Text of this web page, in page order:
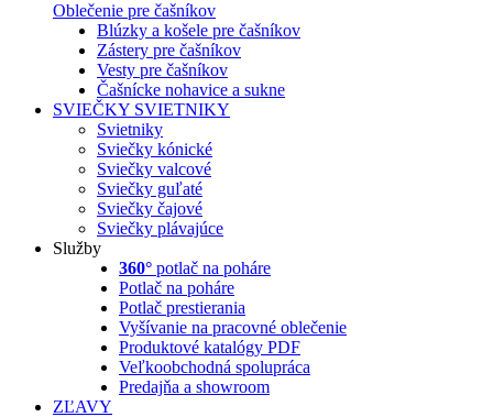
Oblečenie pre čašníkov
Blúzky a košele pre čašníkov
Zástery pre čašníkov
Vesty pre čašníkov
Čašnícke nohavice a sukne
SVIEČKY SVIETNIKY
Svietniky
Sviečky kónické
Sviečky valcové
Sviečky guľaté
Sviečky čajové
Sviečky plávajúce
Služby
360° potlač na poháre
Potlač na poháre
Potlač prestierania
Vyšívanie na pracovné oblečenie
Produktové katalógy PDF
Veľkoobchodná spolupráca
Predajňa a showroom
ZĽAVY